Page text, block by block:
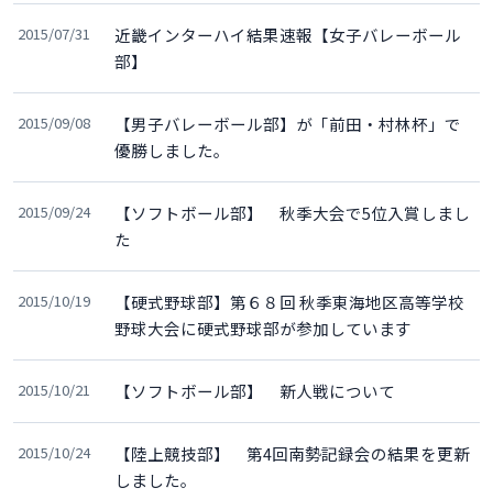
2015/07/31
近畿インターハイ結果速報【女子バレーボール
部】
2015/09/08
【男子バレーボール部】が「前田・村林杯」で
優勝しました。
2015/09/24
【ソフトボール部】 秋季大会で5位入賞しまし
た
2015/10/19
【硬式野球部】第６８回 秋季東海地区高等学校
野球大会に硬式野球部が参加しています
2015/10/21 【ソフトボール部】 新人戦について
2015/10/24
【陸上競技部】 第4回南勢記録会の結果を更新
しました。